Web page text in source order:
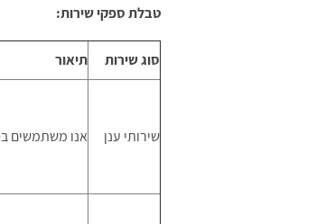
טבלת ספקי שירות:
סוג שירות תיאור
שירותי ענן אנו משתמשים